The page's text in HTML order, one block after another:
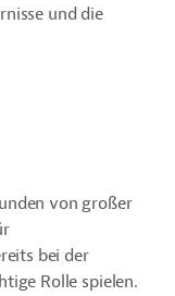
und die
von großer
bei der
Rolle spielen.